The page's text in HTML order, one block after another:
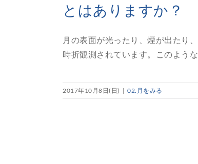
とはありますか？
月の表面が光ったり、煙が出たり
時折観測されています。このよう
2017年10月8日(日) | 02.月をみる